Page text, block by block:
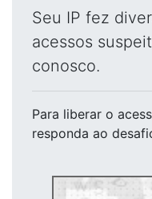
Seu IP fez
acessos
conosco.
Para liberar o
responda ao